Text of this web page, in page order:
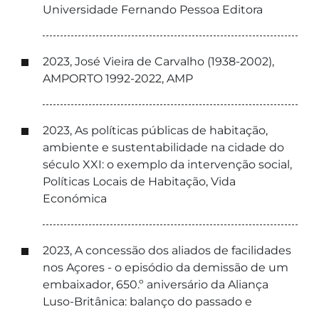
Universidade Fernando Pessoa Editora
2023, José Vieira de Carvalho (1938-2002),
AMPORTO 1992-2022, AMP
2023, As políticas públicas de habitação,
ambiente e sustentabilidade na cidade do
século XXI: o exemplo da intervenção social,
Políticas Locais de Habitação, Vida
Económica
2023, A concessão dos aliados de facilidades
nos Açores - o episódio da demissão de um
embaixador, 650.º aniversário da Aliança
Luso-Britânica: balanço do passado e